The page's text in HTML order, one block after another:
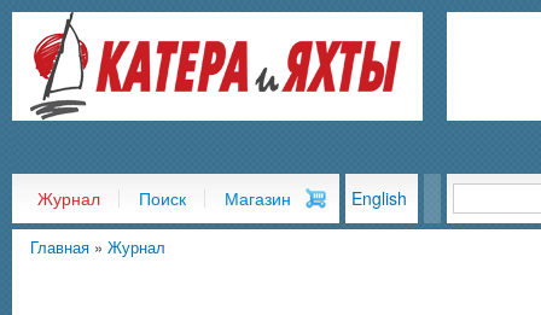
Журнал Поиск Магазин English
Главная» Журнал